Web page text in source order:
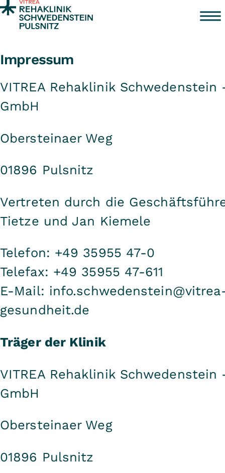
Zum Inhalt springen
Impressum
VITREA Rehaklinik
GmbH
Obersteinaer Weg
01896 Pulsnitz
Vertreten durch die
Tietze und Jan Kiemele
Telefon: +49 35955 47-0
Telefax: +49 35955 47-611
E-Mail:
gesundheit.de
Träger der Klinik
VITREA Rehaklinik
GmbH
Obersteinaer Weg
01896 Pulsnitz